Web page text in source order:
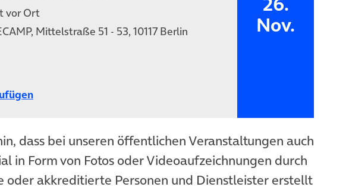
vor Ort
Mittelstraße 51 - 53, 10117 Berlin Nov.
dass bei unseren öffentlichen Veranstaltungen auch
in Form von Fotos oder Videoaufzeichnungen durch
oder akkreditierte Personen und Dienstleister erstellt